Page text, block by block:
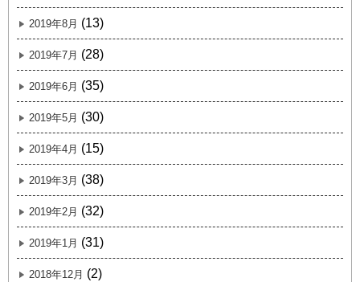
2019年8月 (13)
2019年7月 (28)
2019年6月 (35)
2019年5月 (30)
2019年4月 (15)
2019年3月 (38)
2019年2月 (32)
2019年1月 (31)
2018年12月 (2)